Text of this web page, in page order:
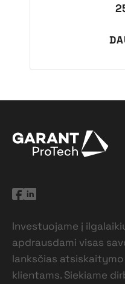
Investuojame į
apdrausdami visas
lanksčias
klientams. Siekiame